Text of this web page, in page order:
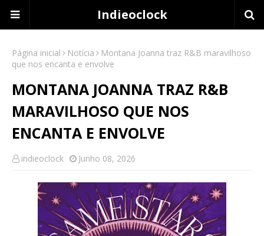
Indieoclock
Página inicial Notícia
Montana Joanna traz R&B maravilhoso
que nos encanta e envolve
MONTANA JOANNA TRAZ R&B
MARAVILHOSO QUE NOS
ENCANTA E ENVOLVE
indieoclock Junho 08, 2026